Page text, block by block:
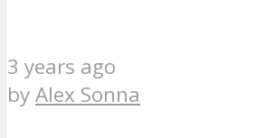
3 years ago
byAlex Sonna